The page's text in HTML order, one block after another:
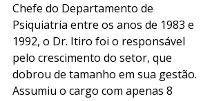
Chefe do Departamento de
Psiquiatria entre os anos de 1983 e
1992, o Dr. Itiro foi o responsável
pelo crescimento do setor, que
dobrou de tamanho em sua gestão.
Assumiu o cargo com apenas 8